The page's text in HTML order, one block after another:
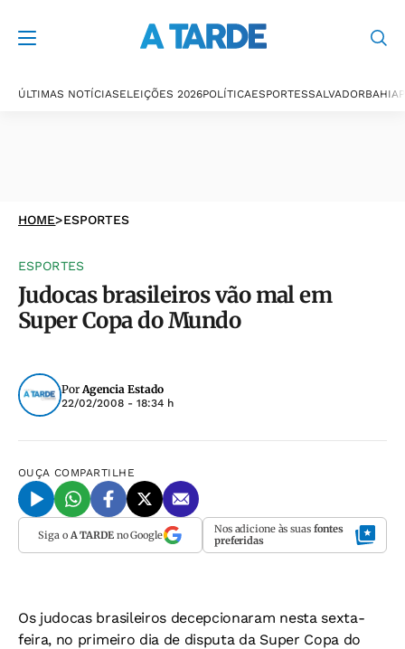
ÚLTIMAS NOTÍCIASELEIÇÕES 2026POLÍTICAESPORTESSALVADORBAHIA
HOME>ESPORTES
ESPORTES
Judocas brasileiros vão mal em
Super Copa do Mundo
PorAgencia Estado
22/02/2008 - 18:34 h
OUÇA COMPARTILHE
Siga o A TARDEno Google Nos adicione às suas fontes
preferidas
Os judocas brasileiros decepcionaram nesta sexta-
feira, no primeiro dia de disputa da Super Copa do